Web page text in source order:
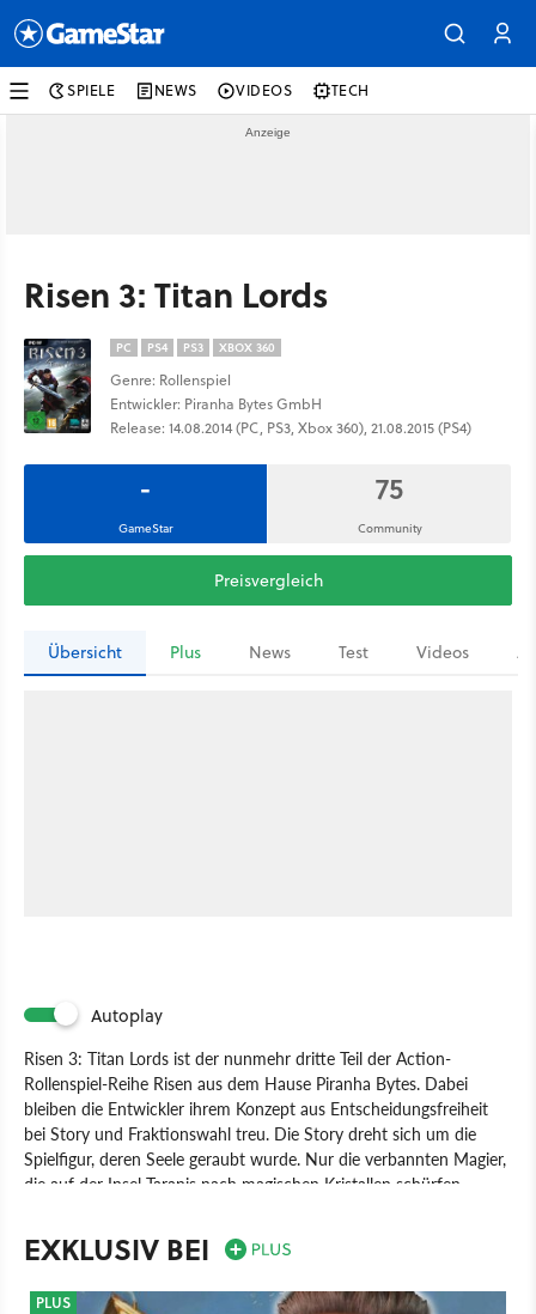
SPIELE NEWS VIDEOS TECH
Risen 3: Titan Lords
PC PS4 PS3 XBOX 360
Genre: Rollenspiel
Entwickler: Piranha Bytes GmbH
Release: 14.08.2014 (PC, PS3, Xbox 360), 21.08.2015 (PS4)
-
GameStar
75
Community
Preisvergleich
Übersicht Plus News Test Videos
Autoplay
Risen 3: Titan Lords ist der nunmehr dritte Teil der Action-
Rollenspiel-Reihe Risen aus dem Hause Piranha Bytes. Dabei
bleiben die Entwickler ihrem Konzept aus Entscheidungsfreiheit
bei Story und Fraktionswahl treu. Die Story dreht sich um die
Spielfigur, deren Seele geraubt wurde. Nur die verbannten Magier,
die auf der Insel Taranis nach magischen Kristallen schürfen,
Spiel PC PlayStation 3 PlayStation 4
PlayStation
Xbox Rollenspiel Deep Silver
EXKLUSIV BEI
PLUS